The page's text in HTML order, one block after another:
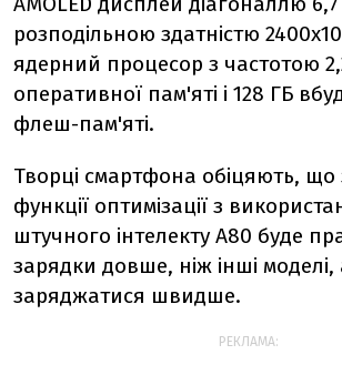
розподільною здатністю
ядерний процесор з частотою
оперативної пам'яті і 128 ГБ
флеш-пам'яті.
Творці смартфона обіцяють, що
функції оптимізації з
штучного інтелекту А80 буде
зарядки довше, ніж інші моделі,
заряджатися швидше.
РЕКЛАМА: